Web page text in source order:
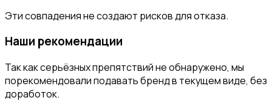
Эти совпадения не создают рисков для отказа.
Наши рекомендации
Так как серьёзных препятствий не обнаружено, мы
порекомендовали подавать бренд в текущем виде, без
доработок.